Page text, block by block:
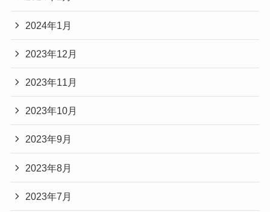
2024年1月
2023年12月
2023年11月
2023年10月
2023年9月
2023年8月
2023年7月